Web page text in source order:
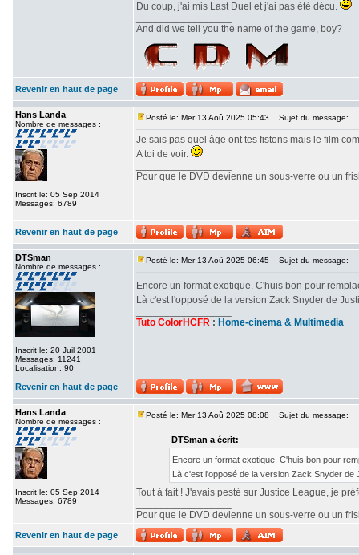
Du coup, j'ai mis Last Duel et j'ai pas été décu.
And did we tell you the name of the game, boy?
Revenir en haut de page
Hans Landa
Nombre de messages :
Inscrit le: 05 Sep 2014
Messages: 6789
Posté le: Mer 13 Aoû 2025 05:43 Sujet du message:
Je sais pas quel âge ont tes fistons mais le film
A toi de voir.
Pour que le DVD devienne un sous-verre ou un
Revenir en haut de page
DTSman
Nombre de messages :
Inscrit le: 20 Juil 2001
Messages: 11241
Localisation: 90
Posté le: Mer 13 Aoû 2025 06:45 Sujet du message:
Encore un format exotique. C'huis bon pour
Là c'est l'opposé de la version Zack Snyder de
Tuto ColorHCFR : Home-cinema & Multimedia
Revenir en haut de page
Hans Landa
Nombre de messages :
Inscrit le: 05 Sep 2014
Messages: 6789
Posté le: Mer 13 Aoû 2025 08:08 Sujet du message:
DTSman a écrit:
Encore un format exotique. C'huis bon pour
Là c'est l'opposé de la version Zack Snyder de
Tout à fait ! J'avais pesté sur Justice League, je
Pour que le DVD devienne un sous-verre ou un
Revenir en haut de page